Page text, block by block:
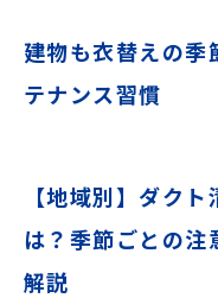
建物も衣替えの季
テナンス習慣
【地域別】ダク
は？季節ごとの注
解説